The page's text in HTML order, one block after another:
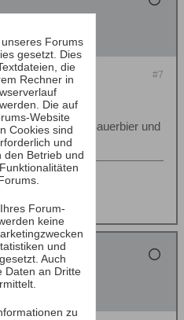
#7
für Sauerbier und
Forums
gesetzt. Dies
die
Rechner in
Die auf
Website
Cookies sind
und
den Betrieb und
Forum-
keine
und
Auch
Daten an Dritte
zu